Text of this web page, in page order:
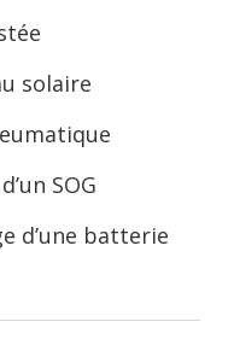
solaire
SOG
d’une batterie